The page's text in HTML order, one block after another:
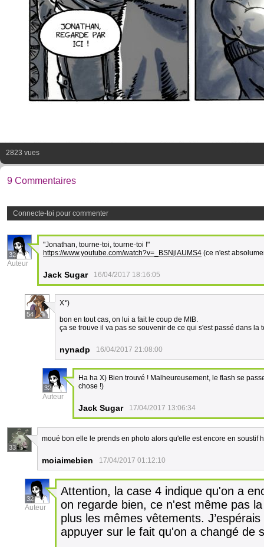
2823 vues
9 Commentaires
Connecte-toi pour commenter
32
Auteur
"Jonathan, tourne-toi, tourne-toi !"
https://www.youtube.com/watch?v=_BSNjlAUMS4 (ce n'est
Jack Sugar 16/04/2017 18:16:05
54
X°)
bon en tout cas, on lui a fait le coup de MIB.
ça se trouve il va pas se souvenir de ce qui s'est passé dans la
nynadp 16/04/2017 21:08:00
32
Auteur
Ha ha X) Bien trouvé ! Malheureusement, le flash se
chose !)
Jack Sugar 17/04/2017 13:06:34
33
moué bon elle le prends en photo alors qu'elle est encore en soustif
moiaimebien 17/04/2017 01:12:10
32
Auteur
Attention, la case 4 indique qu'on a
on regarde bien, ce n'est même pas
plus les mêmes vêtements.
appuyer sur le fait qu'on a changé de